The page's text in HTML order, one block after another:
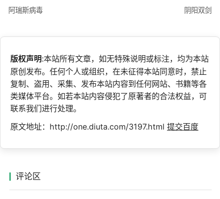
阿瑞斯病毒 阴阳双剑
版权声明:本站所有文章，如无特殊说明或标注，均为本站
原创发布。任何个人或组织，在未征得本站同意时，禁止
复制、盗用、采集、发布本站内容到任何网站、书籍等各
类媒体平台。如若本站内容侵犯了原著者的合法权益，可
联系我们进行处理。
原文地址：http://one.diuta.com/3197.html 提交百度
评论区